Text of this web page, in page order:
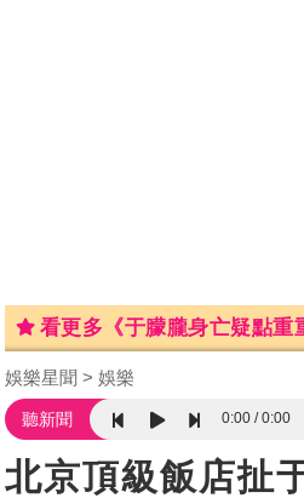
看更多《于朦朧身亡疑點重
娛樂星聞 娛樂
聽新聞 0:00 0:00
北京頂級飯店扯